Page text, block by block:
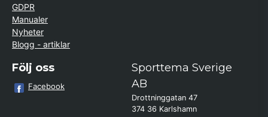
GDPR
Manualer
Nyheter
Blogg - artiklar
Följ oss
Facebook
Sporttema Sverige
AB
Drottninggatan 47
374 36 Karlshamn